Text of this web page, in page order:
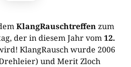
KlangRauschtreffenzum
der in diesem Jahr vom12.
KlangRausch wurde 2006
und Merit Zloch